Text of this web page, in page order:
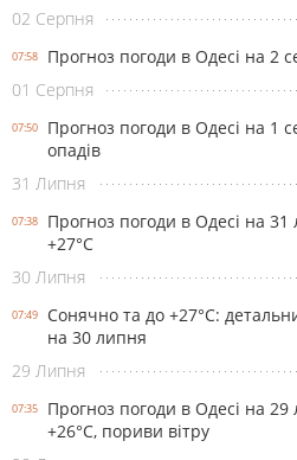
02 Серпня
07:58
Прогноз погоди в Одесі на 2
01 Серпня
07:50
Прогноз погоди в Одесі на 1
опадів
31 Липня
07:38
Прогноз погоди в Одесі на
+27°С
30 Липня
07:49
Сонячно та до +27°С:
на 30 липня
29 Липня
07:35
Прогноз погоди в Одесі на
+26°С, пориви вітру